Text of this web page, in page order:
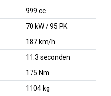
999 cc
70 kW / 95 PK
187 km/h
11.3 seconden
175 Nm
1104 kg